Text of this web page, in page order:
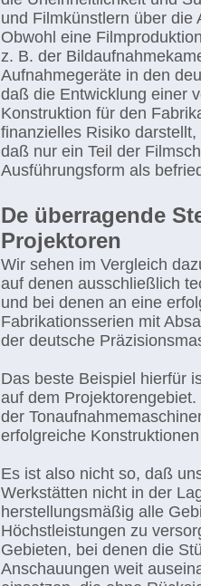
und Filmkünstlern über die
Obwohl eine
z. B. der
Aufnahmegeräte in den
daß die Entwicklung einer
Konstruktion für den
finanzielles Risiko
daß nur ein Teil der
Ausführungsform als
De überragende
Projektoren
Wir sehen im Vergleich
auf denen ausschließlich
und bei denen an eine
Fabrikationsserien mit
der deutsche
Das beste Beispiel hierfür
auf dem
der
erfolgreiche
Es ist also nicht so, daß
Werkstätten nicht in der
herstellungsmäßig alle
Höchstleistungen zu
Gebieten, bei denen die
Anschauungen weit